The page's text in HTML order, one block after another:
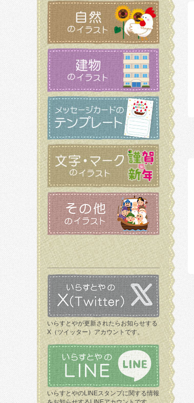
いらすとやが更新されたらお知らせする
X（ツイッター）アカウントです。
いらすとやのLINEスタンプに関する情報